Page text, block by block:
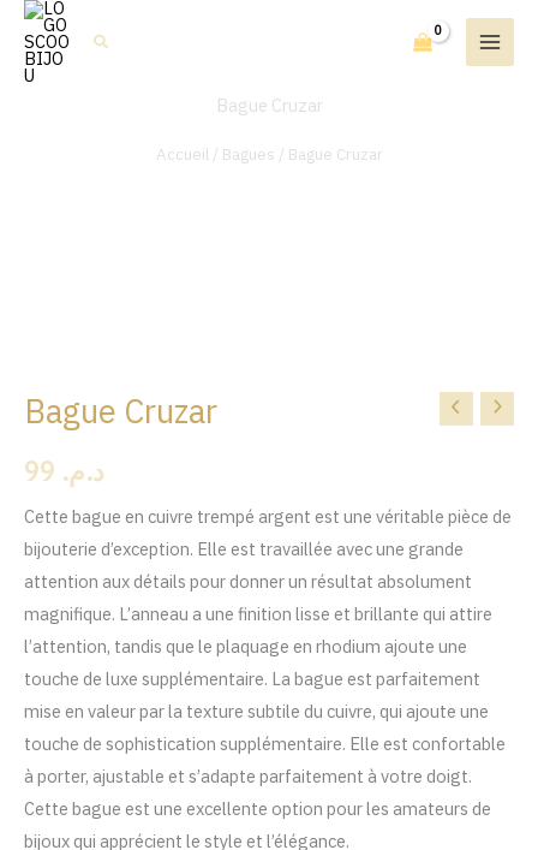
Aller
contenu
Rechercher
Bague Cruzar
Accueil/ Bagues / Bague Cruzar
Bague Cruzar
د.م.
Cette bague en cuivre trempé argent est une véritable pièce de
bijouterie d’exception. Elle est travaillée avec une grande
attention aux détails pour donner un résultat absolument
magnifique. L’anneau a une finition lisse et brillante qui attire
l’attention, tandis que le plaquage en rhodium ajoute une
touche de luxe supplémentaire. La bague est parfaitement
mise en valeur par la texture subtile du cuivre, qui ajoute une
touche de sophistication supplémentaire. Elle est confortable
à porter, ajustable et s’adapte parfaitement à votre doigt.
Cette bague est une excellente option pour les amateurs de
bijoux qui apprécient le style et l’élégance.
quantité
Bague
Cruzar